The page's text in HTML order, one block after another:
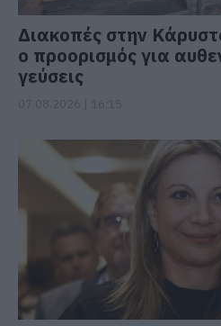
Διακοπές στην
ο προορισμός για
γεύσεις